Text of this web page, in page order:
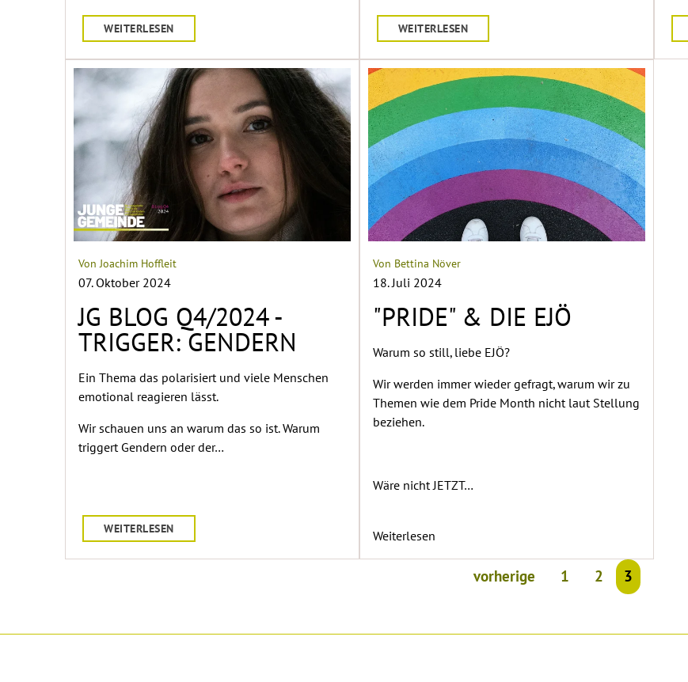
WEITERLESEN WEITERLESEN
Von Joachim Hoffleit
07. Oktober 2024
JG BLOG Q4/2024 -
TRIGGER: GENDERN
Ein Thema das polarisiert und viele Menschen
emotional reagieren lässt.
Wir schauen uns an warum das so ist. Warum
triggert Gendern oder der…
WEITERLESEN
Von Bettina Növer
18. Juli 2024
"PRIDE" & DIE EJÖ
Warum so still, liebe EJÖ?
Wir werden immer wieder gefragt, warum wir zu
Themen wie dem Pride Month nicht laut Stellung
beziehen.
Wäre nicht JETZT…
Weiterlesen
vorherige 1 2 3